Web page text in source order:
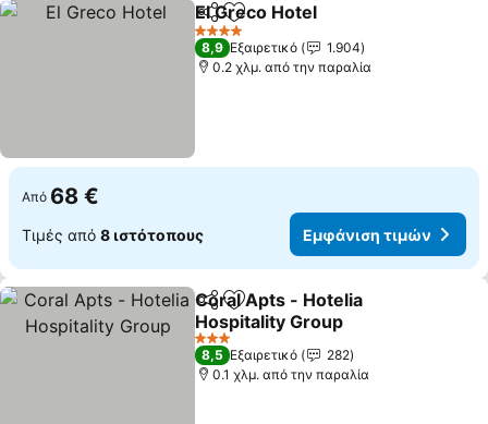
Κοινοποίηση
Προσθήκη στα αγαπημένα
El Greco Hotel
4 Αστέρια
8,9 Εξαιρετικό
1.904
0.2 χλμ. από την παραλία
Από 68 €
Τιμές από 8 ιστότοπους Εμφάνιση τιμών
Κοινοποίηση
Προσθήκη στα αγαπημένα
Coral Apts - Hotelia
Hospitality Group
Εμφάνιση τιμών
3 Αστέρια
8,5 Εξαιρετικό
282
0.1 χλμ. από την παραλία